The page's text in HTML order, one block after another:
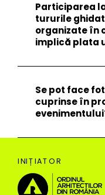
Participarea
tururile
organizate în
implică plata
Se pot face
cuprinse în